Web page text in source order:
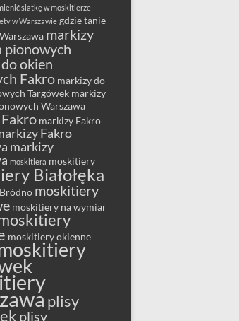
siatkę w moskitierze
w Warszawie gdzie tanie
markizy
pionowych
okien
Fakro markizy do
Targówek markizy
Warszawa
markizy Fakro
Fakro
markizy
moskitiera moskitiery
Białołęka
moskitiery
moskitiery na wymiar
moskitiery okienne
plisy
plisy